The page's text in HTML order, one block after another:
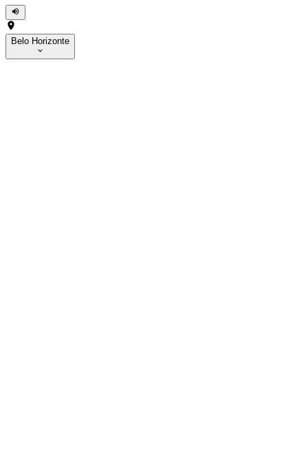
Belo Horizonte